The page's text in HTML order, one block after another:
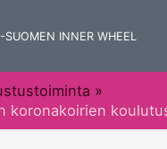
SUOMEN INNER WHEEL
koronakoirien